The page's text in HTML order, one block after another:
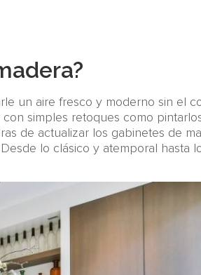
un aire fresco y moderno sin el
simples retoques como
de actualizar los gabinetes de
lo clásico y atemporal hasta